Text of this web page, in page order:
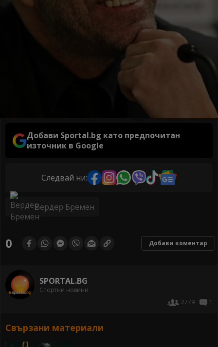
Добави Sportal.bg като предпочитан
източник в Google
Следвай ни:
Вердер Бремен
0 Добави коментар
SPORTAL.BG
Спортни новини
2779
1
Свързани материали